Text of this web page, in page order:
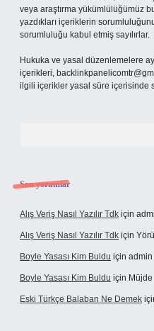
veya araştırma yükümlülüğümüz
yazdıkları içeriklerin
sorumluluğu kabul etmiş sayılırlar.
Hukuka ve yasal düzenlemelere
içerikleri,
ilgili içerikler yasal süre içerisinde
Son yorumlar
Alış Veriş Nasıl Yazılır Tdk için
Alış Veriş Nasıl Yazılır Tdk için
Boyle Yasası Kim Buldu için admin
Boyle Yasası Kim Buldu için Müjde
Eski Türkçe Balaban Ne Demek